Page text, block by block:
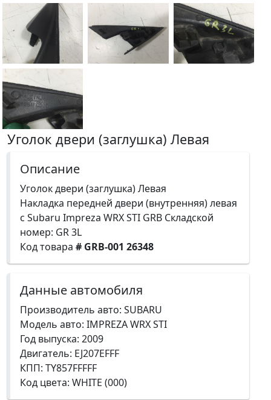
Уголок двери (заглушка) Левая
Описание
Уголок двери (заглушка) Левая
Накладка передней двери (внутренняя) левая
с Subaru Impreza WRX STI GRB Складской
номер: GR 3L
Код товара # GRB-001 26348
Данные автомобиля
Производитель авто: SUBARU
Модель авто: IMPREZA WRX STI
Год выпуска: 2009
Двигатель: EJ207EFFF
КПП: TY857FFFFF
Код цвета: WHITE (000)